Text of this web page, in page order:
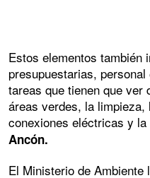
Estos elementos también
presupuestarias,
tareas que tienen que ver
áreas verdes, la
conexiones eléctricas y
Ancón.
El Ministerio de